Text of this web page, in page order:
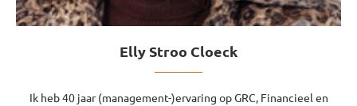
Elly Stroo Cloeck
Ik heb 40 jaar (management-)ervaring op GRC, Financieel en